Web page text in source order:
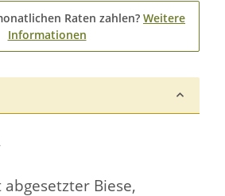
Raten zahlen? Weitere
Informationen
Biese,